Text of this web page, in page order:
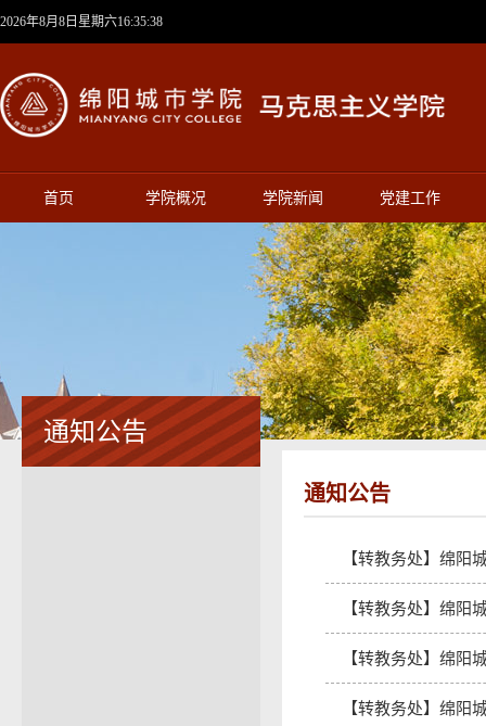
2026年8月8日星期六16:35:38
首页 学院概况 学院新闻 党建工作
通知公告
通知公告
【转教务处】绵阳
【转教务处】绵阳
【转教务处】绵阳
【转教务处】绵阳